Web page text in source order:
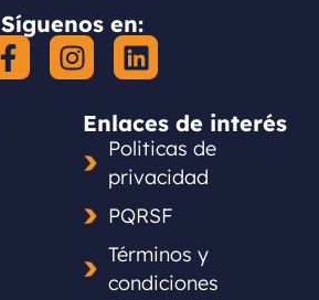
Síguenos en:
Enlaces de interés
Politicas de
privacidad
PQRSF
Términos y
condiciones